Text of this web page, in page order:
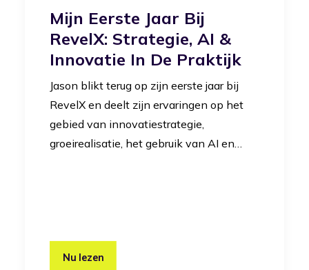
Mijn Eerste Jaar Bij
RevelX: Strategie, AI &
Innovatie In De Praktijk
Jason blikt terug op zijn eerste jaar bij
RevelX en deelt zijn ervaringen op het
gebied van innovatiestrategie,
groeirealisatie, het gebruik van AI en…
Nu lezen